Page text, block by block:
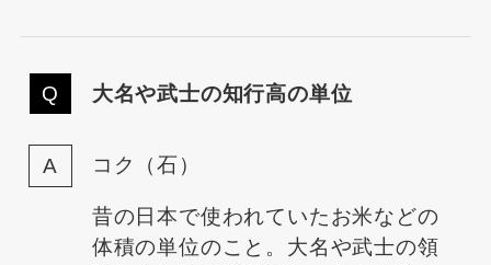
大名や武士の知行高の単位
コク（石）
昔の日本で使われていたお米などの
体積の単位のこと。大名や武士の領